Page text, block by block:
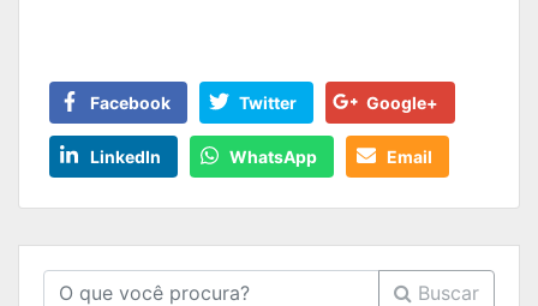
Facebook Twitter Google+
LinkedIn WhatsApp Email
Buscar